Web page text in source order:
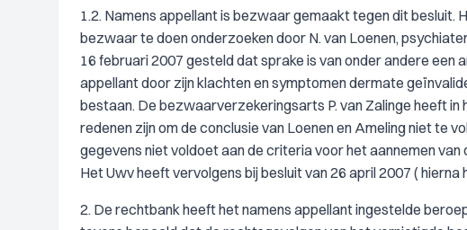
1.2. Namens appellant is bezwaar gemaakt tegen dit besluit.
bezwaar te doen onderzoeken door N. van Loenen,
16 februari 2007 gesteld dat sprake is van onder andere
appellant door zijn klachten en symptomen dermate
bestaan. De bezwaarverzekeringsarts P. van Zalinge heeft
redenen zijn om de conclusie van Loenen en Ameling niet te
gegevens niet voldoet aan de criteria voor het aannemen
Het Uwv heeft vervolgens bij besluit van 26 april 2007 (
2. De rechtbank heeft het namens appellant ingestelde